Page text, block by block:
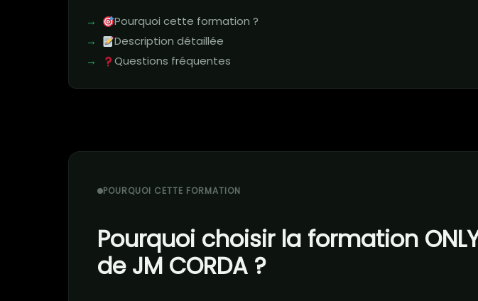
Pourquoi cette formation ?
Description détaillée
Questions fréquentes
POURQUOI CETTE FORMATION
Pourquoi choisir la formation
de JM CORDA ?